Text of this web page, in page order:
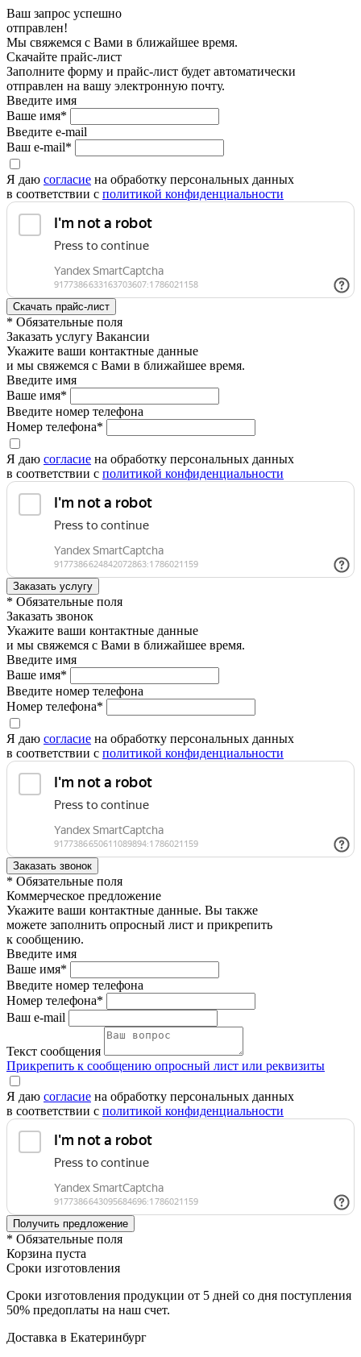
Ваш запрос успешно
отправлен!
Мы свяжемся с Вами в ближайшее время.
Скачайте прайс-лист
Заполните форму и прайс-лист будет автоматически
отправлен на вашу электронную почту.
Введите имя
Ваше имя*
Введите e-mail
Ваш e-mail*
Я даю согласие на обработку персональных данных
в соответствии с политикой конфиденциальности
* Обязательные поля
Заказать услугу Вакансии
Укажите ваши контактные данные
и мы свяжемся с Вами в ближайшее время.
Введите имя
Ваше имя*
Введите номер телефона
Номер телефона*
Я даю согласие на обработку персональных данных
в соответствии с политикой конфиденциальности
* Обязательные поля
Заказать звонок
Укажите ваши контактные данные
и мы свяжемся с Вами в ближайшее время.
Введите имя
Ваше имя*
Введите номер телефона
Номер телефона*
Я даю согласие на обработку персональных данных
в соответствии с политикой конфиденциальности
* Обязательные поля
Коммерческое предложение
Укажите ваши контактные данные. Вы также
можете заполнить опросный лист и прикрепить
к сообщению.
Введите имя
Ваше имя*
Введите номер телефона
Номер телефона*
Ваш e-mail
Текст сообщения
Прикрепить к сообщению опросный лист или реквизиты
Я даю согласие на обработку персональных данных
в соответствии с политикой конфиденциальности
* Обязательные поля
Корзина пуста
Сроки изготовления
Сроки изготовления продукции от 5 дней со дня поступления
50% предоплаты на наш счет.
Доставка в Екатеринбург